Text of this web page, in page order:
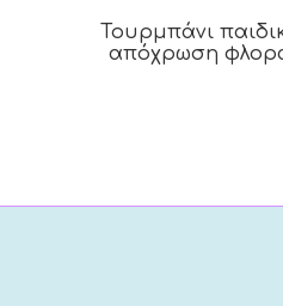
Τουρμπάνι
απόχρωση